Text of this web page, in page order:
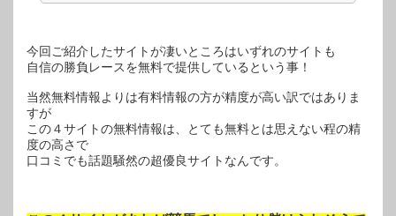
今回ご紹介したサイトが凄いところはいずれのサイトも
自信の勝負レースを無料で提供しているという事！
当然無料情報よりは有料情報の方が精度が高い訳ではありま
すが
この４サイトの無料情報は、とても無料とは思えない程の精
度の高さで
口コミでも話題騒然の超優良サイトなんです。